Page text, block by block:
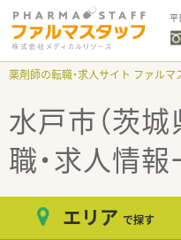
平
薬剤師の転職・求人サイト ファルマ
水戸市（茨城
職・求人情
エリア で探す